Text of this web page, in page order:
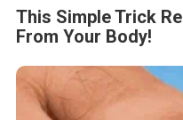
This Simple Trick
From Your Body!